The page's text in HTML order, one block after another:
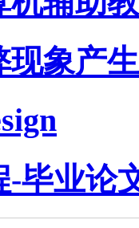
现象产
-毕业论